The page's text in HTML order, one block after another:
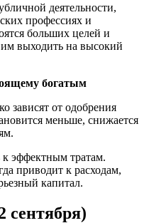
деятельности,
профессиях и
больших целей и
выходить на высокий
богатым
зависят от одобрения
меньше, снижается
эффектным тратам.
приводит к расходам,
капитал.
сентября)